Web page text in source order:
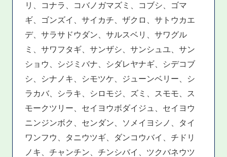
リ、コナラ、コバノガマズミ、コブシ、ゴマ
ギ、ゴンズイ、サイカチ、ザクロ、サトウカエ
デ、サラサドウダン、サルスベリ、サワグル
ミ、サワフタギ、サンザシ、サンシュユ、サン
ショウ、シジミバナ、シダレヤナギ、シデコブ
シ、シナノキ、シモツケ、ジューンベリー、シ
ラカバ、シラキ、シロモジ、ズミ、スモモ、ス
モークツリー、セイヨウボダイジュ、セイヨウ
ニンジンボク、センダン、ソメイヨシノ、タイ
ワンフウ、タニウツギ、ダンコウバイ、チドリ
ノキ、チャンチン、チンシバイ、ツクバネウツ